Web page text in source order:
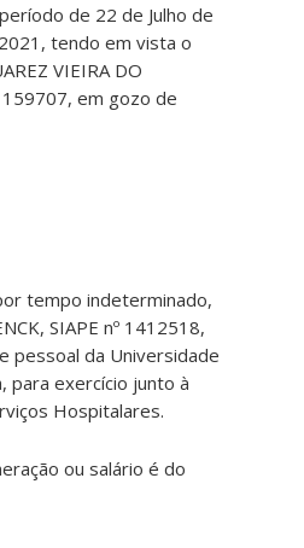
de 22 de Julho de
tendo em vista o
VIEIRA DO
em gozo de
tempo indeterminado,
SIAPE nº 1412518,
pessoal da Universidade
para exercício junto à
Hospitalares.
ou salário é do